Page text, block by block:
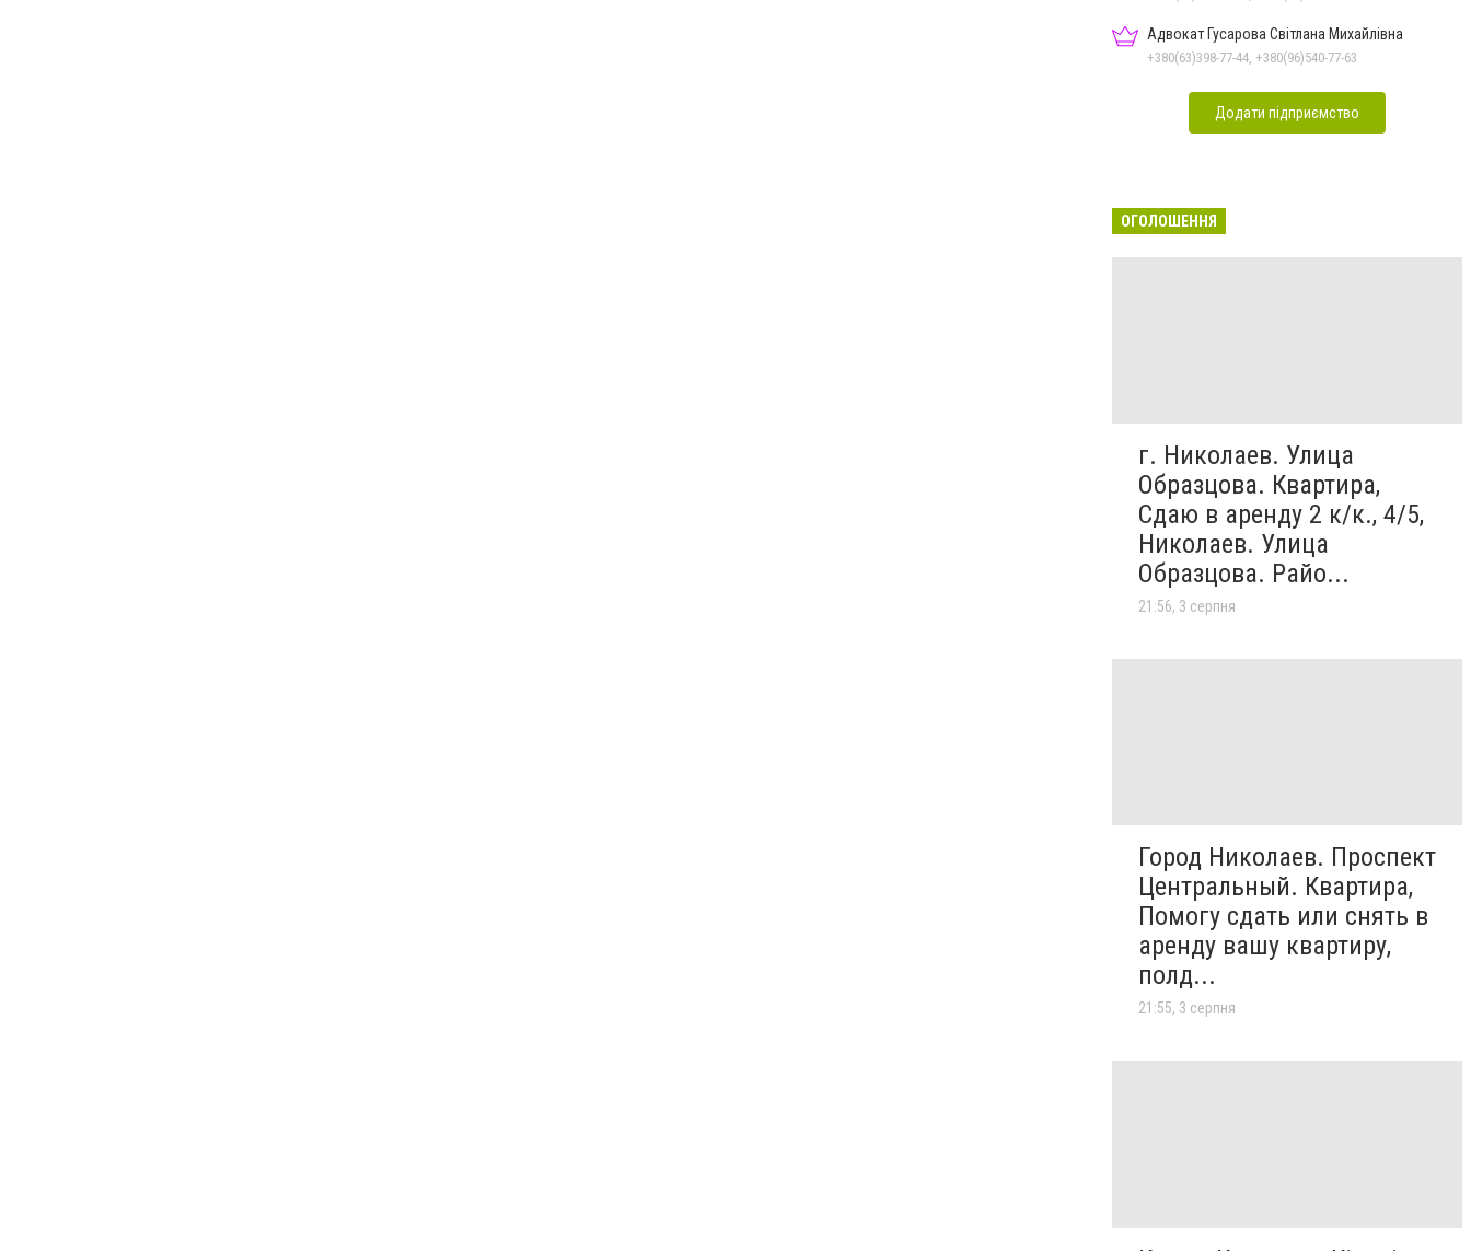
Адвокат Гусарова Світлана Михайлівна
+380(63)398-77-44, +380(96)540-77-63
Додати підприємство
ОГОЛОШЕННЯ
г. Николаев. Улица
Образцова. Квартира,
Сдаю в аренду 2 к/к., 4/5,
Николаев. Улица
Образцова. Райо...
21:56, 3 серпня
Город Николаев. Проспект
Центральный. Квартира,
Помогу сдать или снять в
аренду вашу квартиру,
полд...
21:55, 3 серпня